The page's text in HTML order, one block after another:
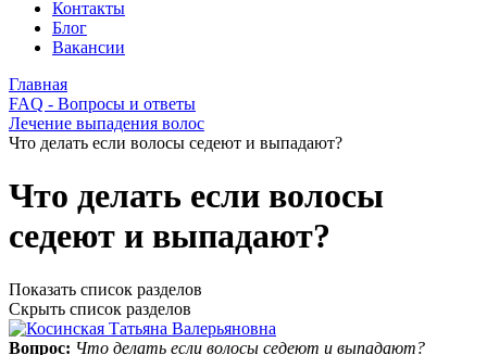
Контакты
Блог
Вакансии
Главная
FAQ - Вопросы и ответы
Лечение выпадения волос
Что делать если волосы седеют и выпадают?
Что делать если волосы
седеют и выпадают?
Показать список разделов
Скрыть список разделов
Вопрос: Что делать если волосы седеют и выпадают?